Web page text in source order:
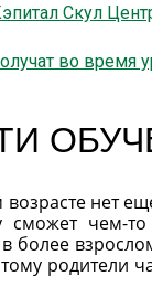
Скул
во время
нет
сможет чем-
более
родители